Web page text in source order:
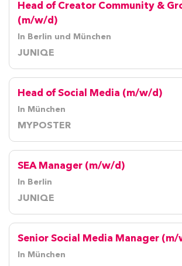
Head of Creator Community &
(m/w/d)
In Berlin und München
JUNIQE
Head of Social Media (m/w/d)
In München
MYPOSTER
SEA Manager (m/w/d)
In Berlin
JUNIQE
Senior Social Media Manager
In München